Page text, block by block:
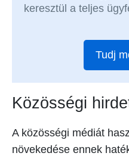
keresztül a teljes
Tudj
Közösségi
A közösségi médiát
növekedése ennek